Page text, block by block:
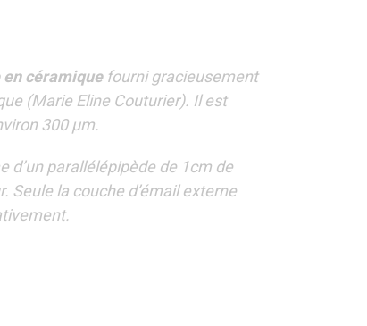
céramique fourni gracieusement
(Marie Eline Couturier). Il est
300 µm.
d’un parallélépipède de 1cm de
Seule la couche d’émail externe